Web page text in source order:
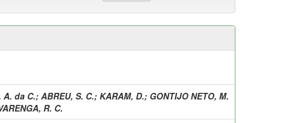
A. da C.; ABREU, S. C.; KARAM, D.; GONTIJO NETO, M.
R. C.